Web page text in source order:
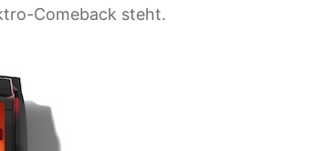
­Comeback steht.